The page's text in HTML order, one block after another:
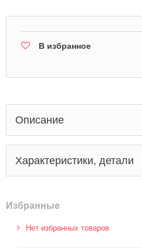
В избранное
Описание
Характеристики, детали
Избранные
Нет избранных товаров